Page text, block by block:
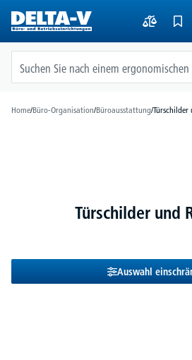
springen
Home/Büro-Organisation/Büroausstattung/Türschilder
Türschilder und
Auswahl